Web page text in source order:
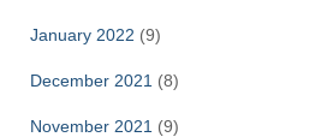
January 2022 (9)
December 2021 (8)
November 2021 (9)